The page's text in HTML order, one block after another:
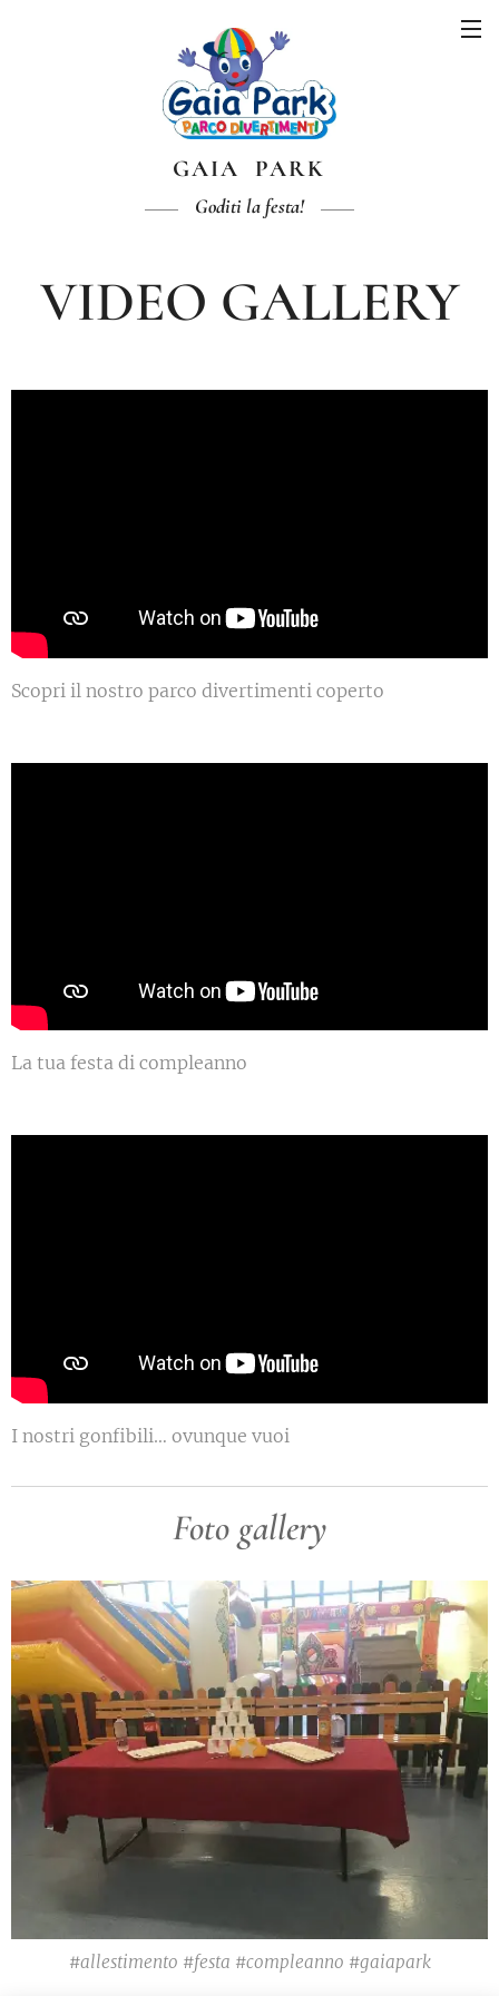
GAIA PARK
Goditi la festa!
VIDEO GALLERY
Scopri il nostro parco divertimenti coperto
La tua festa di compleanno
I nostri gonfibili… ovunque vuoi
Foto gallery
#allestimento #festa #compleanno #gaiapark